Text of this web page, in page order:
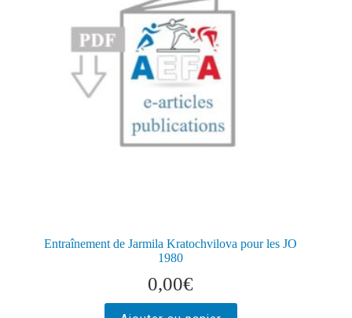
Entraînement de Jarmila Kratochvilova pour les JO
1980
0,00€